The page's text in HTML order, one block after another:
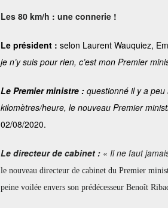
Les 80 km/h : une connerie !
Le président : selon Laurent Wauquiez,
je n’y suis pour rien, c’est mon Premier
Le Premier ministre : questionné il y a
kilomètres/heure, le nouveau Premier
02/08/2020.
Le directeur de cabinet : « Il ne faut
le nouveau directeur de cabinet du Premier
peine voilée envers son prédécesseur Benoît